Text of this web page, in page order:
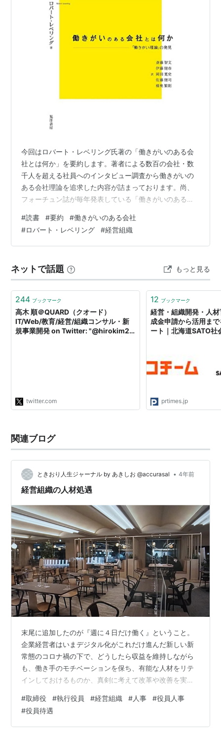
今回はロバート・レベリング氏著の「働きがいのある会
社とは何か」を要約します。著者による数百の会社・数
千人を超える社員へのインタビュー調査から働きがいの
ある会社理論を追求した内容が詰まっております。尚、
フォーチュン誌が毎年発表している「働きがいのある会
す。 「働きがいのある会社とは何か」 ■ジャンル：人
事・組織マネジメント ■読破難易度：中（平易な言葉と
豊富な事例で記述されているので読みやすいですが、二
織マネジメントに従事する方全般 ・働きがいのある会社
のメカニズムに興味関心のある方 ・経営組織…
#読書 #要約 #働きがいのある会社
#ロバート・レベリング #経営組織
ネットで話題 もっと見る
244 ブックマーク
高木 順＠QUARD（クオード）
IT/Web/教育/経営/組織コンサル・新
規事業開発 on Twitter: "@hirokim21
ら引っ張ってこないとあかんようにな
る。"
twitter.com
12 ブックマーク
経営・組織開発・人
成金申請から活用ま
ート｜北海道SATO社
prtimes.jp
関連ブログ
ときおり人生ジャーナル by あきしお ⁦‪@accurasal‬⁩ • 4年前
経営組織の人材処遇
末尾に追加したのが『週に４日だけ働く』ということ。
企業経営者はいまデジタル化がこれだけ進んだ新しい新
常態のコロナ禍の下で、どうしたら収益を維持しながら
も、働き手のモチベーションを保ち、有能な人材をリテ
インしておけるものか、真剣に考えて改革や改善を実行
がふたつ並んでメールで届いたので、掲載してみた。 経
営組織の人材処遇・執行役員と取締役です。 最初に言っ
ておくが、別段、執行役員というステータスをディスる
#取締役 #執行役員 #経営組織 #人事 #役員人事
#役員待遇